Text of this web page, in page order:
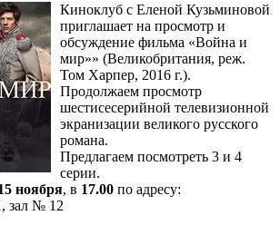
Киноклуб с Еленой Кузьминовой
приглашает на просмотр и
обсуждение фильма «Война и
мир»» (Великобритания, реж.
Том Харпер, 2016 г.).
Продолжаем просмотр
шестисесерийной телевизионной
экранизации великого русского
романа.
Предлагаем посмотреть 3 и 4
серии.
ноября, в 17.00 по адресу:
зал № 12